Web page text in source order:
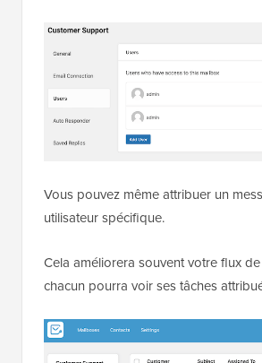
Vous pouvez même attribuer un
utilisateur spécifique.
Cela améliorera souvent votre flux
chacun pourra voir ses tâches